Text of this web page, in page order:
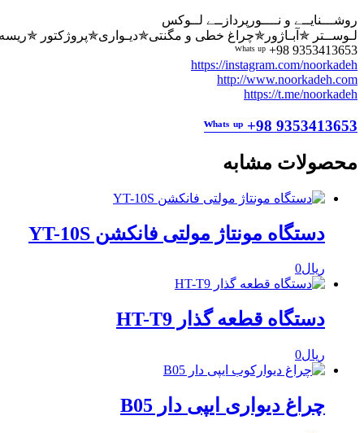
روشـــنایــے و نــــورپردازــے لــوکس
لـوســتر ✯آبـاژور✯چراغ خطی و مگنتی✯دیـواری✯پروژکتور
ᵂʰᵃᵗˢ ᵘᵖ +98 9353413653
https://instagram.com/noorkadeh
http://www.noorkadeh.com
https://t.me/noorkadeh
ᵂʰᵃᵗˢ ᵘᵖ +98 9353413653
محصولات مشابه
دستگاه مونتاژ مولتی فانکشن YT-10S
ریال0
دستگاه قطعه گذار HT-T9
ریال0
چراغ دیواری ایپی دار B05